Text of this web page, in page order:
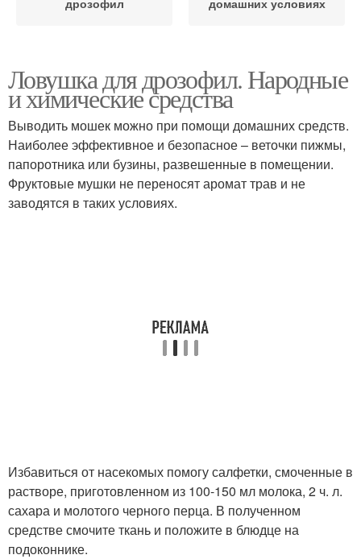
дрозофил
домашних условиях
Ловушка для дрозофил. Народные
и химические средства
Выводить мошек можно при помощи домашних средств.
Наиболее эффективное и безопасное – веточки пижмы,
папоротника или бузины, развешенные в помещении.
Фруктовые мушки не переносят аромат трав и не
заводятся в таких условиях.
Избавиться от насекомых помогу салфетки, смоченные в
растворе, приготовленном из 100-150 мл молока, 2 ч. л.
сахара и молотого черного перца. В полученном
средстве смочите ткань и положите в блюдце на
подоконнике.